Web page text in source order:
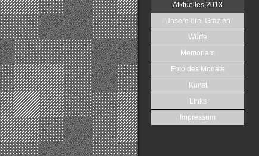
Atktuelles 2013
Unsere drei Grazien
Würfe
Memoriam
Foto des Monats
Kunst
Links
Impressum